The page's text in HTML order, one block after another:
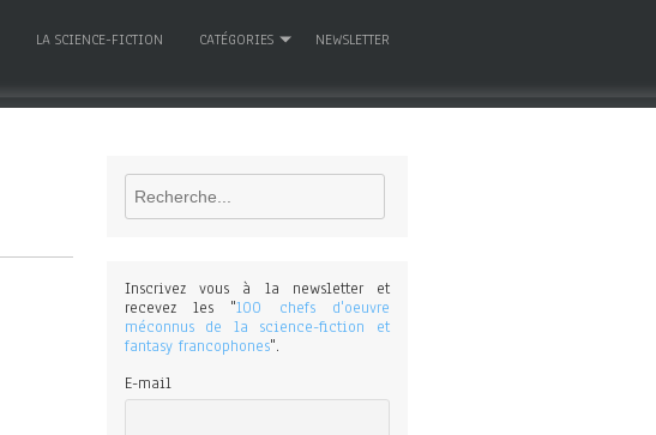
LA SCIENCE-FICTION CATÉGORIES NEWSLETTER
Rechercher
Inscrivez vous à la newsletter et
recevez les "100 chefs d'oeuvre
méconnus de la science-fiction et
fantasy francophones".
E-mail